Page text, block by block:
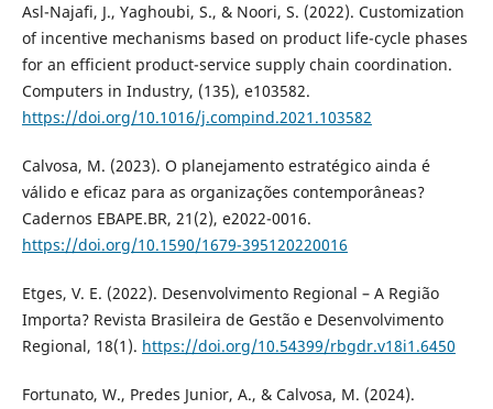
Asl-Najafi, J., Yaghoubi, S., & Noori, S. (2022). Customization
of incentive mechanisms based on product life-cycle phases
for an efficient product-service supply chain coordination.
Computers in Industry, (135), e103582.
https://doi.org/10.1016/j.compind.2021.103582
Calvosa, M. (2023). O planejamento estratégico ainda é
válido e eficaz para as organizações contemporâneas?
Cadernos EBAPE.BR, 21(2), e2022-0016.
https://doi.org/10.1590/1679-395120220016
Etges, V. E. (2022). Desenvolvimento Regional – A Região
Importa? Revista Brasileira de Gestão e Desenvolvimento
Regional, 18(1). https://doi.org/10.54399/rbgdr.v18i1.6450
Fortunato, W., Predes Junior, A., & Calvosa, M. (2024).